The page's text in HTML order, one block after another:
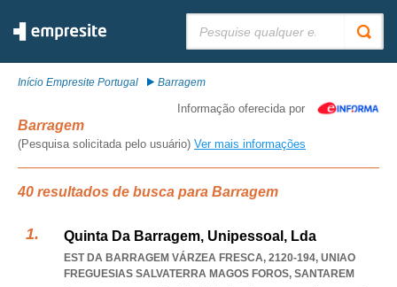
Início Empresite Portugal Barragem
Informação oferecida por
Barragem
(Pesquisa solicitada pelo usuário) Ver mais informações
40 resultados de busca para Barragem
Quinta Da Barragem, Unipessoal, Lda
EST DA BARRAGEM VÁRZEA FRESCA, 2120-194, UNIAO
FREGUESIAS SALVATERRA MAGOS FOROS, SANTAREM